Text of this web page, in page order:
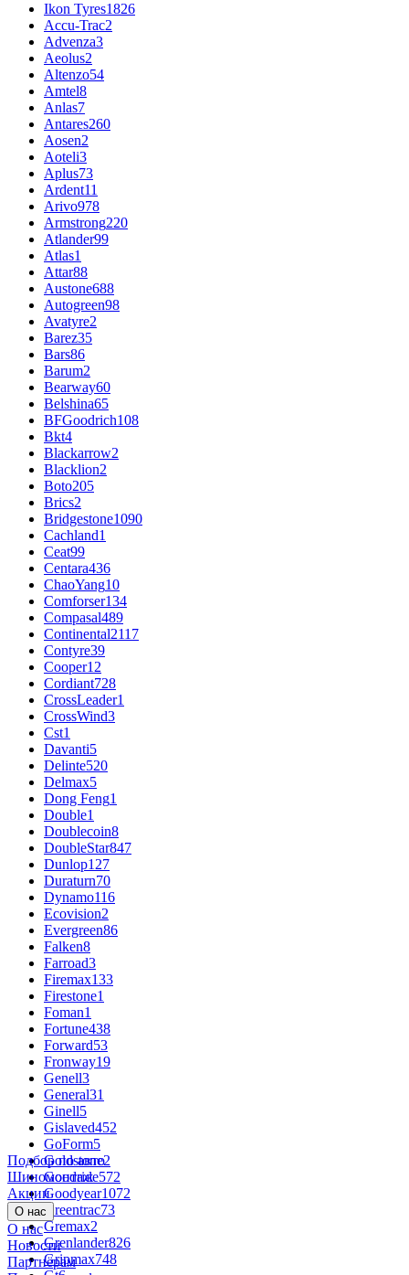
Ikon Tyres1826
Accu-Trac2
Advenza3
Aeolus2
Altenzo54
Amtel8
Anlas7
Antares260
Aosen2
Aoteli3
Aplus73
Ardent11
Arivo978
Armstrong220
Atlander99
Atlas1
Attar88
Austone688
Autogreen98
Avatyre2
Barez35
Bars86
Barum2
Bearway60
Belshina65
BFGoodrich108
Bkt4
Blackarrow2
Blacklion2
Boto205
Brics2
Bridgestone1090
Cachland1
Ceat99
Centara436
ChaoYang10
Comforser134
Compasal489
Continental2117
Contyre39
Cooper12
Cordiant728
CrossLeader1
CrossWind3
Cst1
Davanti5
Delinte520
Delmax5
Dong Feng1
Double1
Doublecoin8
DoubleStar847
Dunlop127
Duraturn70
Dynamo116
Ecovision2
Evergreen86
Falken8
Farroad3
Firemax133
Firestone1
Foman1
Fortune438
Forward53
Fronway19
Genell3
General31
Ginell5
Gislaved452
GoForm5
Goldstone2
Goodride572
Goodyear1072
Greentrac73
Gremax2
Grenlander826
Gripmax748
Подбор по авто
Шиномонтаж
Акции
О нас
О нас
Новости
Партнёрам